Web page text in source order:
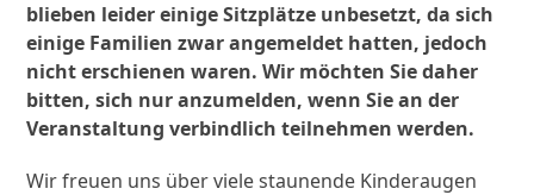
blieben leider einige Sitzplätze unbesetzt, da sich
einige Familien zwar angemeldet hatten, jedoch
nicht erschienen waren. Wir möchten Sie daher
bitten, sich nur anzumelden, wenn Sie an der
Veranstaltung verbindlich teilnehmen werden.
Wir freuen uns über viele staunende Kinderaugen